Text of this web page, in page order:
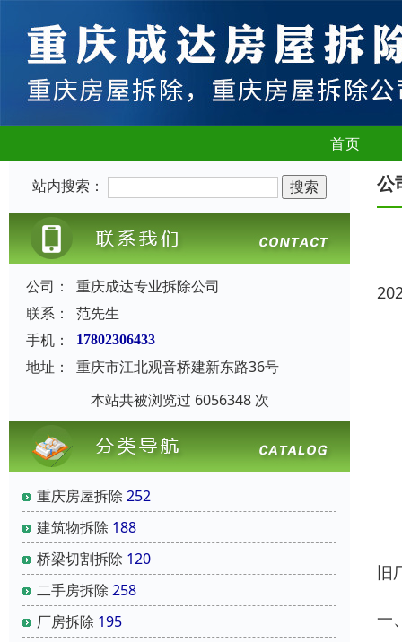
首页
站内搜索：
公司：
重庆成达专业拆除公司
联系：
范先生
手机：
17802306433
地址：
重庆市江北观音桥建新东路36号
本站共被浏览过 6056348 次
重庆房屋拆除 252
建筑物拆除 188
桥梁切割拆除 120
二手房拆除 258
厂房拆除 195
公
旧
一